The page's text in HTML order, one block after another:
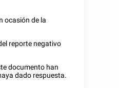
ocasión de la
reporte negativo
documento han
dado respuesta.